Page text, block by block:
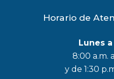
Horario de
Lunes
8:00 a.m.
y de 1:30